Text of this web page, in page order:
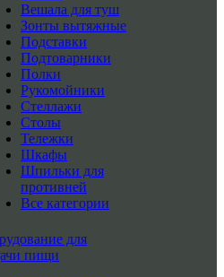
Вешала для туш
Зонты вытяжные
Подставки
Подтоварники
Полки
Рукомойники
Стеллажи
Столы
Тележки
Шкафы
Шпильки для
противней
Все категории
для
пищи